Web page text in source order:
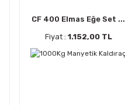
CF 400 Elmas Eğe Set ...
Fiyat : 1.152,00 TL